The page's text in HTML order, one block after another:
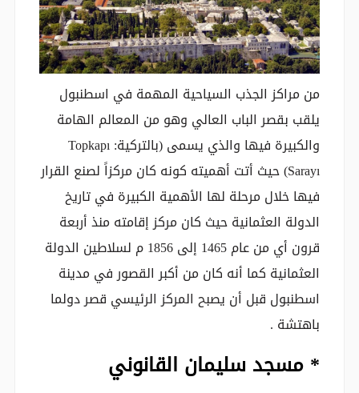
من مراكز الجذب السياحية المهمة في اسطنبول
يلقب بقصر الباب العالي وهو من المعالم الهامة
والكبيرة فيها والذي يسمى (بالتركية: Topkapı
Sarayı) حيث أتت أهميته كونه كان مركزاً لصنع القرار
فيها خلال مرحلة لها الأهمية الكبيرة في تاريخ
الدولة العثمانية حيث كان مركز إقامته منذ أربعة
قرون أي من عام 1465 إلى 1856 م لسلاطين الدولة
العثمانية كما أنه كان من أكبر القصور في مدينة
اسطنبول قبل أن يصبح المركز الرئيسي قصر دولما
باهتشة .
* مسجد سليمان القانوني